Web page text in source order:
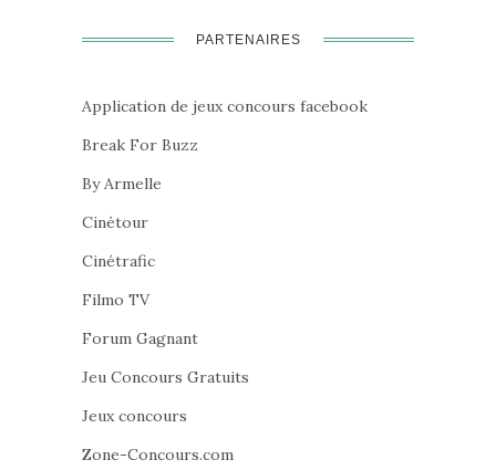
PARTENAIRES
Application de jeux concours facebook
Break For Buzz
By Armelle
Cinétour
Cinétrafic
Filmo TV
Forum Gagnant
Jeu Concours Gratuits
Jeux concours
Zone-Concours.com